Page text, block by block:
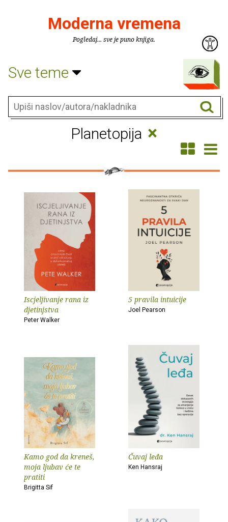
Moderna vremena
Pogledaj... sve je puno knjiga.
Sve teme
Planetopija ×
Iscjeljivanje rana iz
djetinjstva
Peter Walker
5 pravila intuicije
Joel Pearson
Kamo god da kreneš,
moja ljubav će te
pratiti
Brigitta Sif
Čuvaj leđa
Ken Hansraj